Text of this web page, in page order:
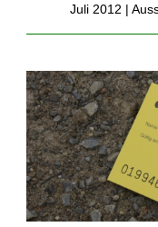
Juli 2012 |